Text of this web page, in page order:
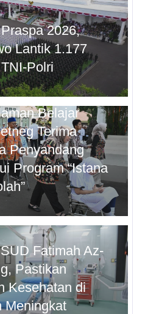
2026,
Lantik 1.177
Polri
Belajar
Terima
Penyandang
Program “Istana
Fatimah Az-
Pastikan
Kesehatan di
Meningkat